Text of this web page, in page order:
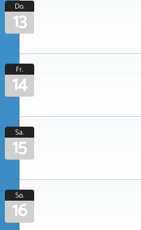
Do.
13
Fr.
14
Sa.
15
So.
16